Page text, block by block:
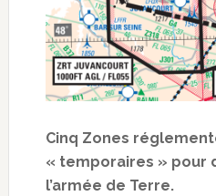
Cinq Zones
« temporaires » pour
l’armée de Terre.